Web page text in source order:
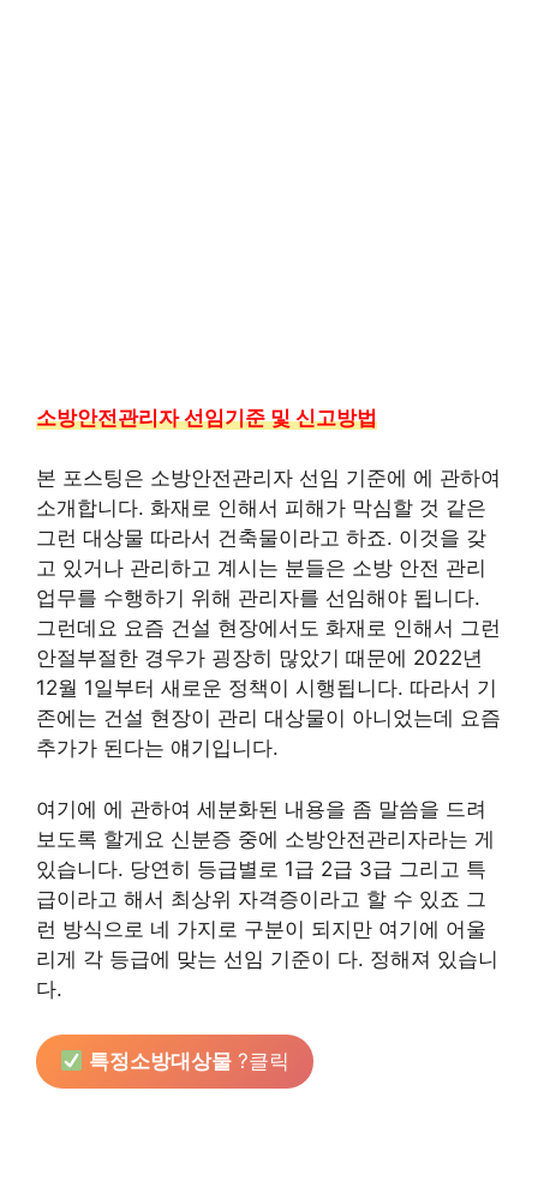
소방안전관리자 선임기준 및 신고방법
본 포스팅은 소방안전관리자 선임 기준에 에 관하여
소개합니다. 화재로 인해서 피해가 막심할 것 같은
그런 대상물 따라서 건축물이라고 하죠. 이것을 갖
고 있거나 관리하고 계시는 분들은 소방 안전 관리
업무를 수행하기 위해 관리자를 선임해야 됩니다.
그런데요 요즘 건설 현장에서도 화재로 인해서 그런
안절부절한 경우가 굉장히 많았기 때문에 2022년
12월 1일부터 새로운 정책이 시행됩니다. 따라서 기
존에는 건설 현장이 관리 대상물이 아니었는데 요즘
추가가 된다는 얘기입니다.
여기에 에 관하여 세분화된 내용을 좀 말씀을 드려
보도록 할게요 신분증 중에 소방안전관리자라는 게
있습니다. 당연히 등급별로 1급 2급 3급 그리고 특
급이라고 해서 최상위 자격증이라고 할 수 있죠 그
런 방식으로 네 가지로 구분이 되지만 여기에 어울
리게 각 등급에 맞는 선임 기준이 다. 정해져 있습니
다.
특정소방대상물 ?클릭